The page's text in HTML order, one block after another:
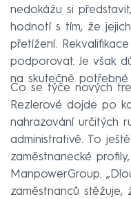
nedokážu si
hodnotí s tím, že
přetížení.
podporovat. Je však
na skutečně potřebné
Co se týče nových
Rezlerové dojde po
nahrazování určitých
administrativě. To
zaměstnanecké
ManpowerGroup.
zaměstnanců